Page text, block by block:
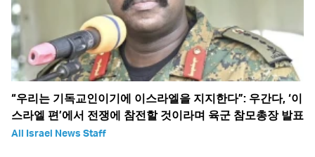
“우리는 기독교인이기에 이스라엘을 지지한다”: 우간다, ‘이
스라엘 편’에서 전쟁에 참전할 것이라며 육군 참모총장 발표
All Israel News Staff